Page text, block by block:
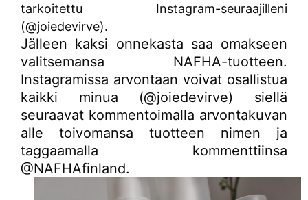
tarkoitettu Instagram-seuraajilleni
(@joiedevirve).
Jälleen kaksi onnekasta saa omakseen
valitsemansa NAFHA-tuotteen.
Instagramissa arvontaan voivat osallistua
kaikki minua (@joiedevirve) siellä
seuraavat kommentoimalla arvontakuvan
alle toivomansa tuotteen nimen ja
taggaamalla kommenttiinsa
@NAFHAfinland.